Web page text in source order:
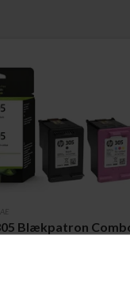
Blækpatron